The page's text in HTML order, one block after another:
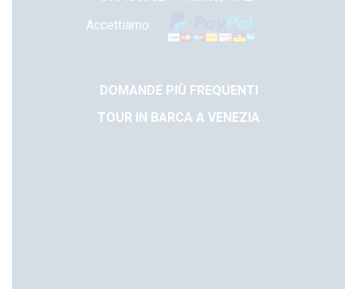
Accettiamo:
DOMANDE PIÙ FREQUENTI
TOUR IN BARCA A VENEZIA